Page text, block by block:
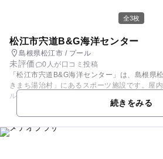
全3枚
松江市宍道B&G海洋センター
島根県松江市 / プール
未評価
0人が口コミ投稿
「松江市宍道B&G海洋センター」は、島根県
きまち湯治村」にあるスポーツ施設です。屋
ルームを備え、1年中運動ができます。25mプ
べり台付きの幼児用プールがあり、小さな子も利
疲れが取れるジャグジーバスや、ゆったり休
でリフレッシュできます。幼児から大人まで
されており、子どもが水に親しみ、水泳をマ
続きをみる